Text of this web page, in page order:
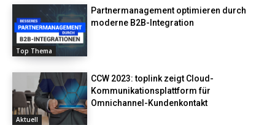
Top Thema
Partnermanagement optimieren durch
moderne B2B-Integration
Aktuell
CCW 2023: toplink zeigt Cloud-
Kommunikationsplattform für
Omnichannel-Kundenkontakt